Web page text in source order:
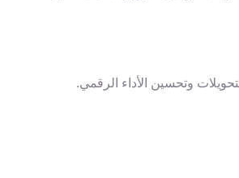
وتحسين الأداء الرقمي.